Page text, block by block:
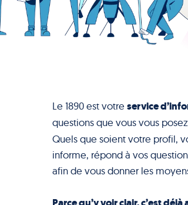
Le 1890 est votre service
questions que vous vous
Quels que soient votre profil,
informe, répond à vos
afin de vous donner les